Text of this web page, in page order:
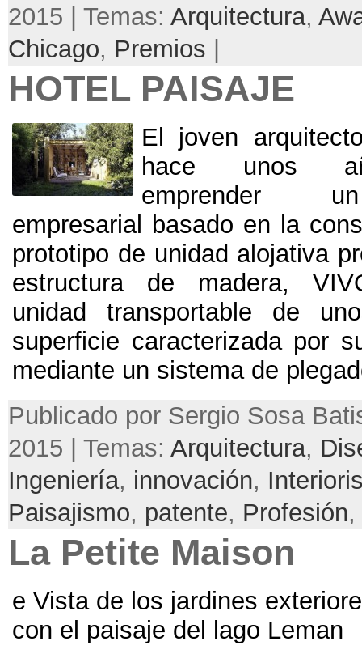
2015 | Temas: Arquitectura,
Chicago, Premios
HOTEL PAISAJE
El joven
hace unos
emprender
empresarial basado en la
prototipo de unidad alojativa
estructura de madera,
unidad transportable de
superficie caracterizada por
mediante un sistema de
Publicado por Sergio Sosa
2015 | Temas: Arquitectura,
Ingeniería, innovación,
Paisajismo, patente, Profesión,
La Petite Maison
e Vista de los jardines
con el paisaje del lago Leman